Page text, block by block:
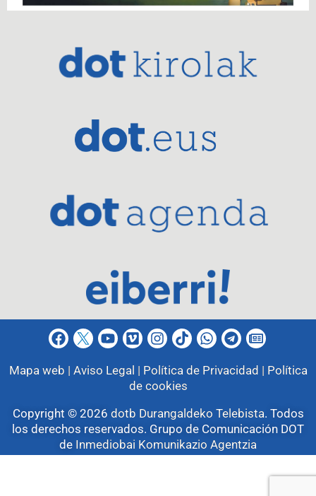
Mapa web | Aviso Legal | Política de Privacidad | Política
de cookies
Copyright © 2026 dotb Durangaldeko Telebista. Todos
los derechos reservados. Grupo de Comunicación DOT
de Inmediobai Komunikazio Agentzia